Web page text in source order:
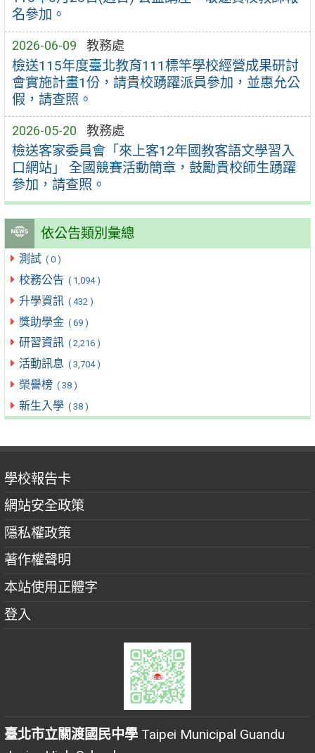
名參加。
2026-06-09 教務處
檢送115年度臺北教育111標竿學校經營成果研討
會實施計畫1份，請貴校踴躍派員參加，並惠允公
假，請查照。
2026-05-20 教務處
檢送客家委員會「來上客12年國教客語文學習入
口網站」 全國競賽活動簡章，鼓勵貴校師生踴躍
參加，請查照。
依公告類別彙總
測試 ( 0 )
校務公告 ( 1,094 )
升學資訊 ( 432 )
獎助學金 ( 69 )
研習資訊 ( 2,216 )
活動訊息 ( 3,704 )
榮譽榜 ( 38 )
新生入學 ( 38 )
學校報告卡
網站安全政策
隱私權政策
著作權聲明
本站使用正體字
登入
臺北市立關渡國民中學 Taipei Municipal Guandu